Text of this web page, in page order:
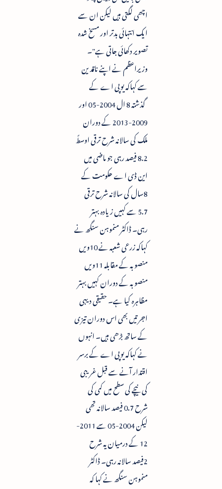
اچھی لگتی ہیں لیکن ان سے
ایک انتہائی بدتر اور مسخ شدہ
تصویر دکھائی جاتی ہے"۔
وزیراعظم نے اپنے ناقدین
سے کہاکہ یوپی اے کے
گذشتہ 8 ال 2004-05 اور
2009-2013 کے دوران
ملک کی سالانہ شرح ترقی اوسطً
8.2 فیصد رہی جو ماضی میں
این ڈی اے حکومت کے
8سال کی سالانہ شرح ترقی
5.7 سے کہیں زیادہ بہتر
رہی۔ ڈاکٹر منموہن سنگھ نے
کہاکہ زرعی شعبہ نے 10ویں
منصوبہ کے مقابلہ 11ویں
منصوبہ کے دوران کہیں بہتر
مظاہرہ کیا ہے۔ حقیقی دیہی
اجرتیں بھی اس دوران تیزی
کے ساتھ بڑھی ہیں۔ انہوں
نے کہاکہ یوپی اے کے برسر
اقتدار آنے سے قبل غریبی
کی نیچے کی سطح میں کمی کی
شرح 0.7 فیصد سالانہ تھی
لیکن 2004-05 سے 2011-
12 کے درمیان یہ شرح
2فیصد سالانہ رہی۔ ڈاکٹر
منموہن سنگھ نے کہا کہ